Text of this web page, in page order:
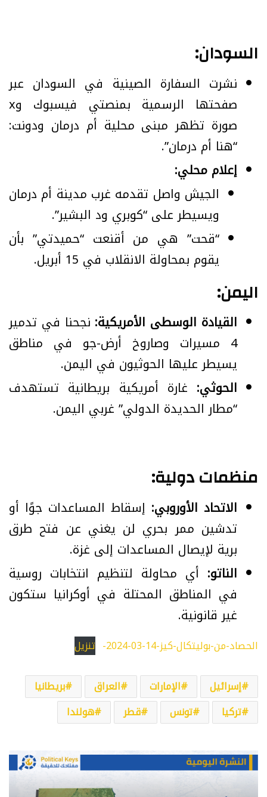
السودان:
نشرت السفارة الصينية في السودان عبر
صفحتها الرسمية بمنصتي فيسبوك وx
صورة تظهر مبنى محلية أم درمان ودونت:
“هنا أم درمان”.
إعلام محلي:
الجيش واصل تقدمه غرب مدينة أم درمان
ويسيطر على “كوبري ود البشير”.
“قحت” هي من أقنعت “حميدتي” بأن
يقوم بمحاولة الانقلاب في 15 أبريل.
اليمن:
القيادة الوسطى الأمريكية: نجحنا في تدمير
4 مسيرات وصاروخ أرض-جو في مناطق
يسيطر عليها الحوثيون في اليمن.
الحوثي: غارة أمريكية بريطانية تستهدف
“مطار الحديدة الدولي” غربي اليمن.
منظمات دولية:
الاتحاد الأوروبي: إسقاط المساعدات جوًا أو
تدشين ممر بحري لن يغني عن فتح طرق
برية لإيصال المساعدات إلى غزة.
الناتو: أي محاولة لتنظيم انتخابات روسية
في المناطق المحتلة في أوكرانيا ستكون
غير قانونية.
الحصاد-من-بوليتكال-كيز-14-03-2024- تنزيل
إسرائيل الإمارات العراق
بريطانيا
تركيا
تونس قطر هولندا